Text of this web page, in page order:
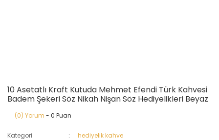
10 Asetatlı Kraft Kutuda Mehmet Efendi Türk Kahvesi
Badem Şekeri Söz Nikah Nişan Söz Hediyelikleri Beyaz
(0) Yorum - 0 Puan
Kategori
hediyelik kahve